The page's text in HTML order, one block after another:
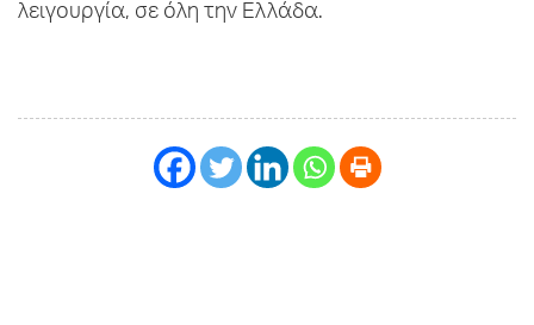
λειγουργία, σε όλη την Ελλάδα.